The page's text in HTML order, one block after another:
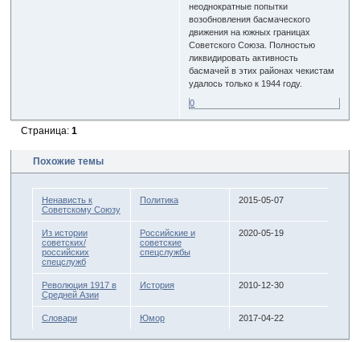
неоднократные попытки
возобновления басмаческого
движения на южных границах
Советского Союза. Полностью
ликвидировать активность
басмачей в этих районах чекистам
удалось только к 1944 году.
0
Страница: 1
Похожие темы
Ненависть к
Советскому Союзу
Политика 2015-05-07
Из истории
советских/
российских
спецслужб
Российские и
советские
спецслужбы
2020-05-19
Революция 1917 в
Средней Азии
История 2010-12-30
Словари Юмор 2017-04-22